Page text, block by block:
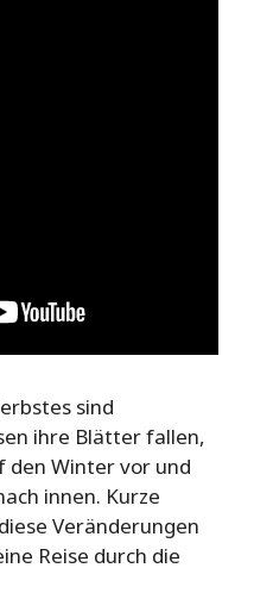
sind
ihre Blätter fallen,
den Winter vor und
innen. Kurze
Veränderungen
Reise durch die